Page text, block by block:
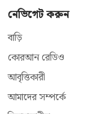
নেভিগেট করুন
বাড়ি
কোরআন রেডিও
আবৃত্তিকারী
আমাদের সম্পর্কে